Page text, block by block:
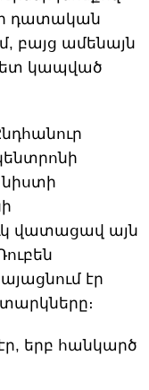
դատական
բայց ամենայն
կապված
վատացավ այն
էր
երբ հանկարծ